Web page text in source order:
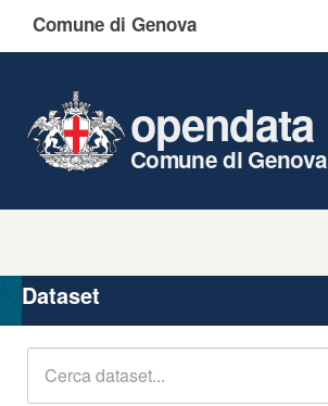
Comune di Genova
opendata
Comune di Genova
Organizzazioni
Gruppi
Dataset